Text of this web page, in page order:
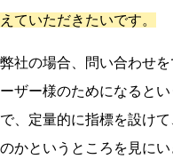
えていただきたいです。
弊社の場合、問い合わせ
ーザー様のためになると
で、定量的に指標を設け
のかというところを見に